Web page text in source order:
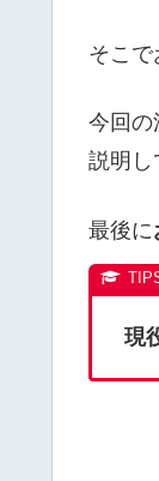
そこで
今回の
説明し
最後に
現